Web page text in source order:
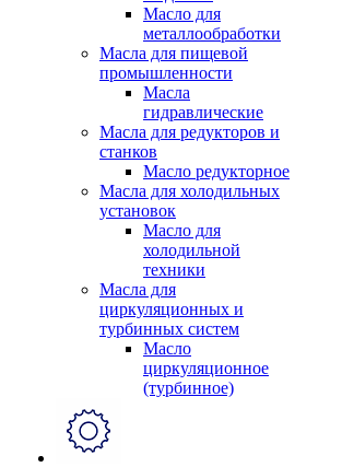
Масло для
металлообработки
Масла для пищевой
промышленности
Масла
гидравлические
Масла для редукторов и
станков
Масло редукторное
Масла для холодильных
установок
Масло для
холодильной
техники
Масла для
циркуляционных и
турбинных систем
Масло
циркуляционное
(турбинное)